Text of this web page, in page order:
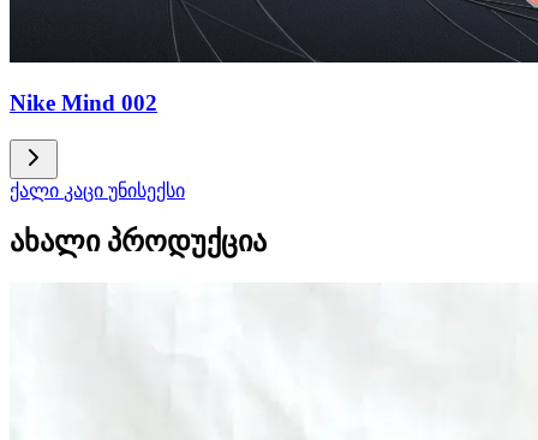
Nike Mind 002
ქალი კაცი უნისექსი
ახალი პროდუქცია